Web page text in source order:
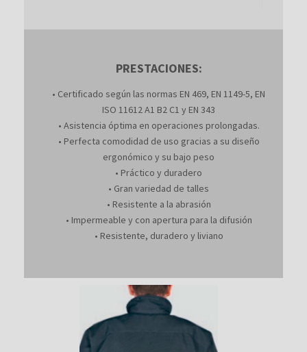
PRESTACIONES:
• Certificado según las normas EN 469, EN 1149-5, EN
ISO 11612 A1 B2 C1 y EN 343
• Asistencia óptima en operaciones prolongadas.
• Perfecta comodidad de uso gracias a su diseño
ergonómico y su bajo peso
• Práctico y duradero
• Gran variedad de talles
• Resistente a la abrasión
• Impermeable y con apertura para la difusión
• Resistente, duradero y liviano